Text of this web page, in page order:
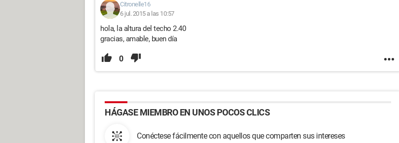
Citronelle16
6 jul. 2015 a las 10:57
hola, la altura del techo 2.40
gracias, amable, buen día
0
HÁGASE MIEMBRO EN UNOS POCOS CLICS
Conéctese fácilmente con aquellos que comparten sus intereses